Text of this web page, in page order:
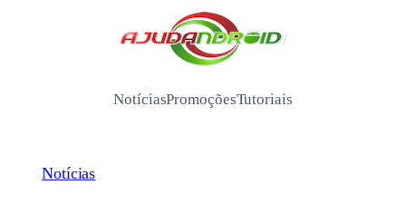
/
NotíciasPromoçõesTutoriais
Notícias